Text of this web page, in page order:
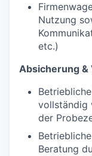
Nutzung
etc.)
Absicherung &
vollständig
der
Beratung